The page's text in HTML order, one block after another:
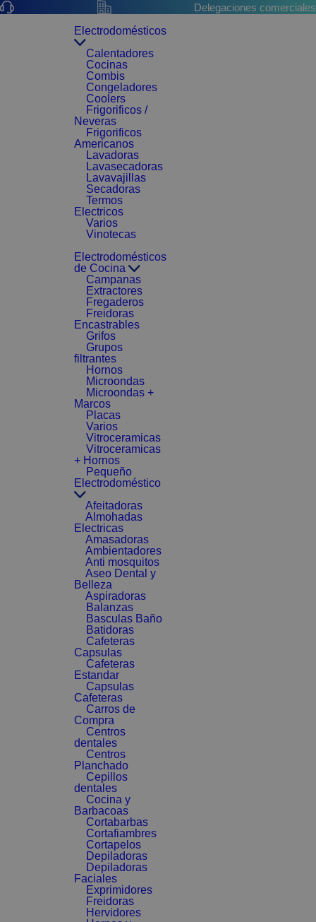
Delegaciones comerciales
Electrodomésticos
Calentadores
Cocinas
Combis
Congeladores
Coolers
Frigorificos /
Neveras
Frigorificos
Americanos
Lavadoras
Lavasecadoras
Lavavajillas
Secadoras
Termos
Electricos
Varios
Vinotecas
Electrodomésticos
de Cocina
Campanas
Extractores
Fregaderos
Freidoras
Encastrables
Grifos
Grupos
filtrantes
Hornos
Microondas
Microondas +
Marcos
Placas
Varios
Vitroceramicas
Vitroceramicas
+ Hornos
Pequeño
Electrodoméstico
Afeitadoras
Almohadas
Electricas
Amasadoras
Ambientadores
Anti mosquitos
Aseo Dental y
Belleza
Aspiradoras
Balanzas
Basculas Baño
Batidoras
Cafeteras
Capsulas
Cafeteras
Estandar
Capsulas
Cafeteras
Carros de
Compra
Centros
dentales
Centros
Planchado
Cepillos
dentales
Cocina y
Barbacoas
Cortabarbas
Cortafiambres
Cortapelos
Depiladoras
Depiladoras
Faciales
Exprimidores
Freidoras
Hervidores